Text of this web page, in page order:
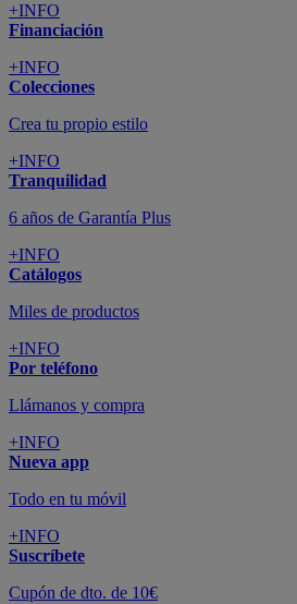
+INFO
Financiación
+INFO
Colecciones
Crea tu propio estilo
+INFO
Tranquilidad
6 años de Garantía Plus
+INFO
Catálogos
Miles de productos
+INFO
Por teléfono
Llámanos y compra
+INFO
Nueva app
Todo en tu móvil
+INFO
Suscríbete
Cupón de dto. de 10€